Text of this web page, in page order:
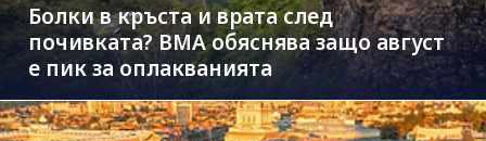
Болки в кръста и врата след
почивката? ВМА обяснява защо август
е пик за оплакванията